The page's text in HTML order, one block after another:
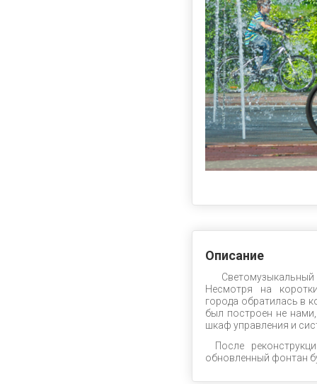
Описание
Светомузыкальный
Несмотря на
города обратилась в
был построен не
шкаф управления и
После
обновленный фонтан